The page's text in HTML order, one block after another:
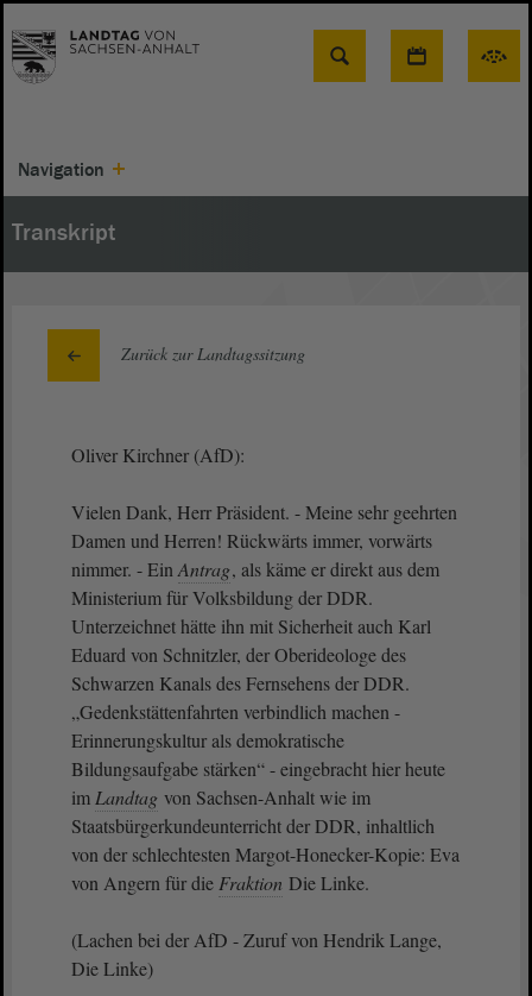
Suche
Navigation
Transkript
Zurück zur Landtagssitzung
Oliver Kirchner (AfD):
Vielen Dank, Herr Präsident. - Meine sehr geehrten
Damen und Herren! Rückwärts immer, vorwärts
nimmer. - Ein Antrag, als käme er direkt aus dem
Ministerium für Volksbildung der DDR.
Unterzeichnet hätte ihn mit Sicherheit auch Karl
Eduard von Schnitzler, der Oberideologe des
Schwarzen Kanals des Fernsehens der DDR.
„Gedenkstättenfahrten verbindlich machen -
Erinnerungskultur als demokratische
Bildungsaufgabe stärken“ - eingebracht hier heute
im Landtag von Sachsen-Anhalt wie im
Staatsbürgerkundeunterricht der DDR, inhaltlich
von der schlechtesten Margot-Honecker-Kopie: Eva
von Angern für die Fraktion Die Linke.
(Lachen bei der AfD - Zuruf von Hendrik Lange,
Die Linke)